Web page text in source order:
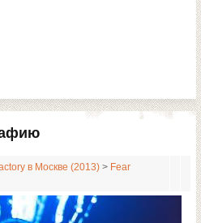
в Москве (2013) > Fear